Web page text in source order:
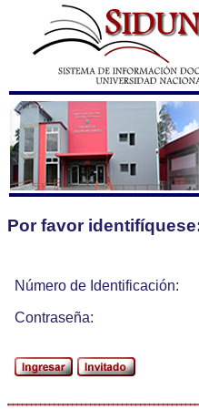
Por favor
Número de Identificación:
Contraseña: